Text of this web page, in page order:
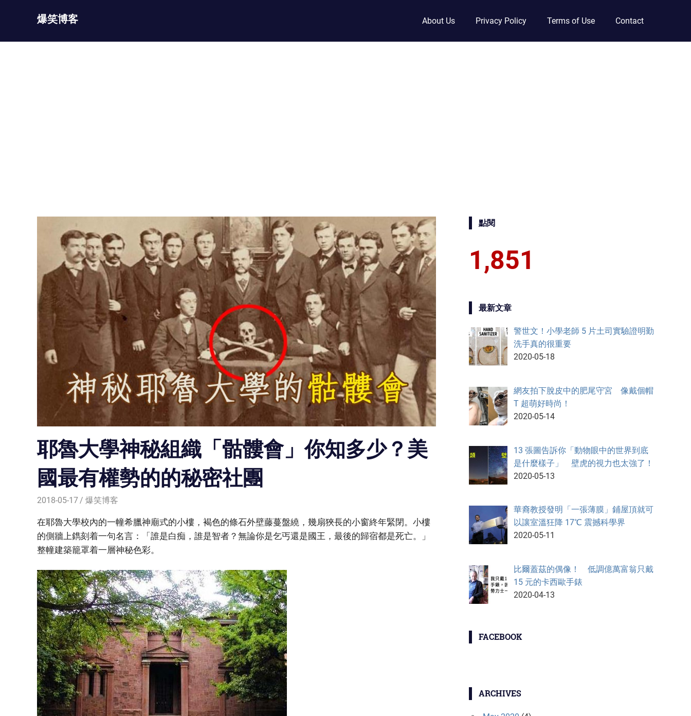
爆笑博客 About Us Privacy Policy Terms of Use Contact
耶魯大學神秘組織「骷髏會」你知多少？美
國最有權勢的的秘密社團
2018-05-17 爆笑博客
在耶魯大學校內的一幢希臘神廟式的小樓，褐色的條石外壁藤蔓盤繞，幾扇狹長的小窗終年緊閉。小樓
的側牆上鐫刻着一句名言：「誰是白痴，誰是智者？無論你是乞丐還是國王，最後的歸宿都是死亡。」
整幢建築籠罩着一層神秘色彩。
點閱
1,851
最新文章
警世文！小學老師 5 片土司實驗證明勤
洗手真的很重要
2020-05-18
網友拍下脫皮中的肥尾守宮 像戴個帽
T 超萌好時尚！
2020-05-14
13 張圖告訴你「動物眼中的世界到底
是什麼樣子」 壁虎的視力也太強了！
2020-05-13
華裔教授發明「一張薄膜」鋪屋頂就可
以讓室溫狂降 17℃ 震撼科學界
2020-05-11
比爾蓋茲的偶像！ 低調億萬富翁只戴
15 元的卡西歐手錶
2020-04-13
FACEBOOK
ARCHIVES